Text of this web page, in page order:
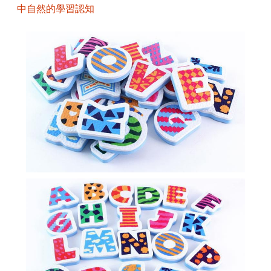
中自然的學習認知